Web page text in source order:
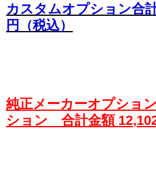
カスタムオプション合
円（税込）
純正メーカーオプショ
ション 合計金額 12